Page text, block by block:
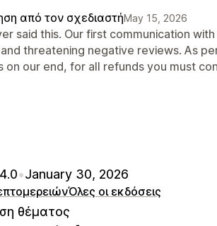
από τον σχεδιαστήMay 15, 2026
said this. Our first communication
threatening negative reviews. As
on our end, for all refunds you must
•January 30, 2026
Όλες οι εκδόσεις
θέματος